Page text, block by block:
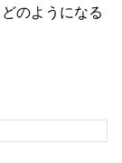
のようになる